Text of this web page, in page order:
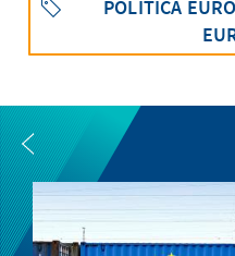
POLÍTICA